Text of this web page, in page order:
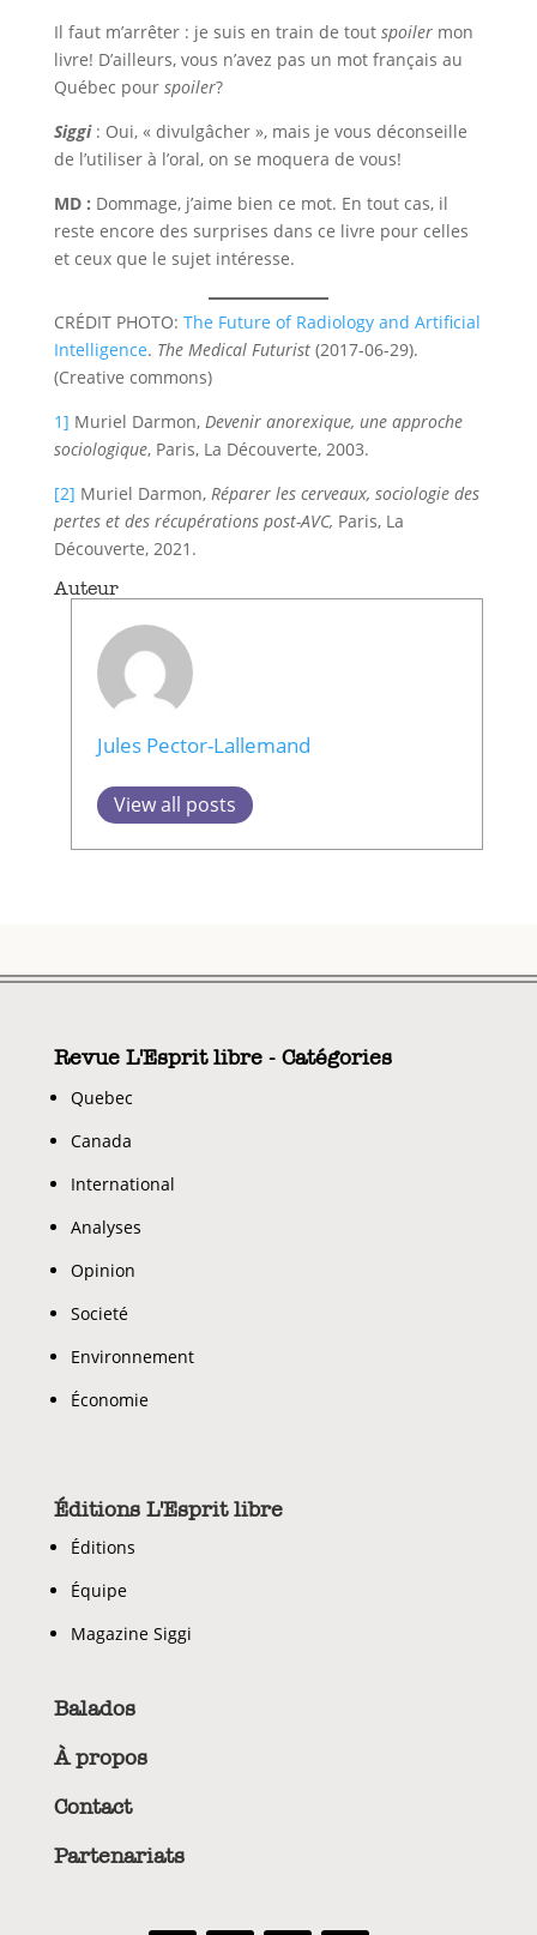
Il faut m’arrêter : je suis en train de tout spoilermon
livre! D’ailleurs, vous n’avez pas un mot français au
Québec pour spoiler?
Siggi: Oui, « divulgâcher », mais je vous déconseille
de l’utiliser à l’oral, on se moquera de vous!
MD : Dommage, j’aime bien ce mot. En tout cas, il
reste encore des surprises dans ce livre pour celles
et ceux que le sujet intéresse.
CRÉDIT PHOTO: The Future of Radiology and Artificial
Intelligence. The Medical Futurist(2017-06-29).
(Creative commons)
1] Muriel Darmon, Devenir anorexique, une approche
sociologique, Paris, La Découverte, 2003.
[2] Muriel Darmon, Réparer les cerveaux, sociologie des
pertes et des récupérations post-AVC, Paris, La
Découverte, 2021.
Auteur
Jules Pector-Lallemand
View all posts
Revue L'Esprit libre - Catégories
Quebec
Canada
International
Analyses
Opinion
Societé
Environnement
Économie
Éditions L'Esprit libre
Éditions
Équipe
Magazine Siggi
Balados
À propos
Contact
Partenariats